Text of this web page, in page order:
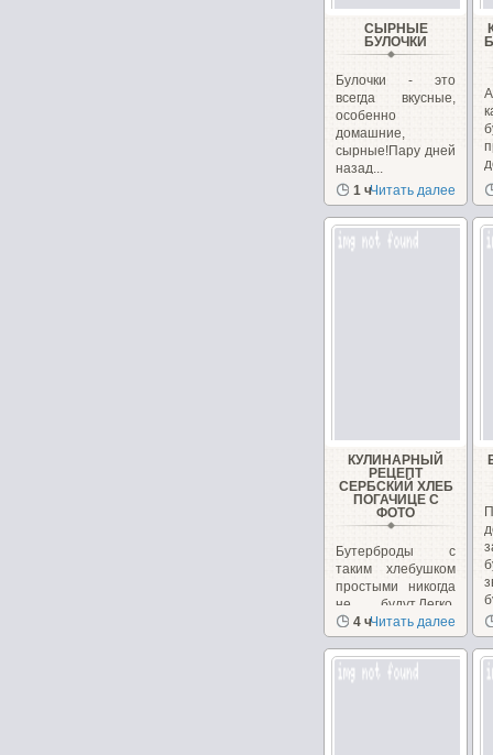
СЫРНЫЕ
БУЛОЧКИ
Булочки - это
всегда вкусные,
особенно
домашние,
сырные!Пару дней
назад...
1 чЧитать далее
КУЛИНАРНЫЙ
РЕЦЕПТ
СЕРБСКИЙ ХЛЕБ
ПОГАЧИЦЕ С
ФОТО
Бутерброды с
таким хлебушком
простыми никогда
не будут.Легко.
Вкусно.
4 чЧитать далее